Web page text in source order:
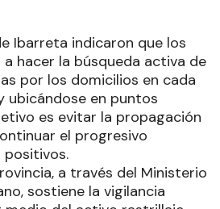
Ibarreta indicaron que los
hacer la búsqueda activa de
por los domicilios en cada
ubicándose en puntos
es evitar la propagación
el progresivo
positivos.
a través del Ministerio
sostiene la vigilancia